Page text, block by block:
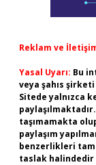
Reklam ve
Yasal Uyarı: Bu
veya şahıs
Sitede yalnızca
taşımamakta
paylaşım
benzerlikleri
taslak halindedir